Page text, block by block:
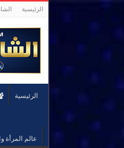
الرئيسية
الرئيسية
عالم المرأة